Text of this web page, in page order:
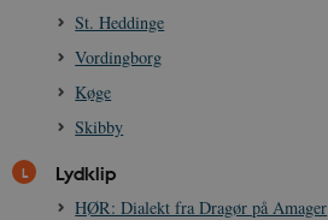
St. Heddinge
Vordingborg
Køge
Skibby
Lydklip
HØR: Dialekt fra Dragør på Amager